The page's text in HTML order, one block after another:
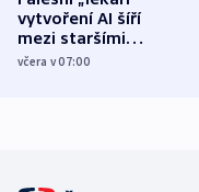
vytvoření AI šíří
mezi staršími
Poláky nebezpečné
včera v 07:00